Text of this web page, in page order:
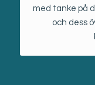
med tanke på
och dess